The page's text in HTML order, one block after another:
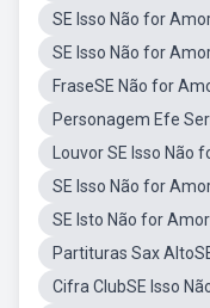
SE Isso Não for
SE Isso Não for
FraseSE Não for
Personagem Efe
Louvor SE Isso Não
SE Isso Não for
SE Isto Não for
Partituras Sax
Cifra ClubSE Isso